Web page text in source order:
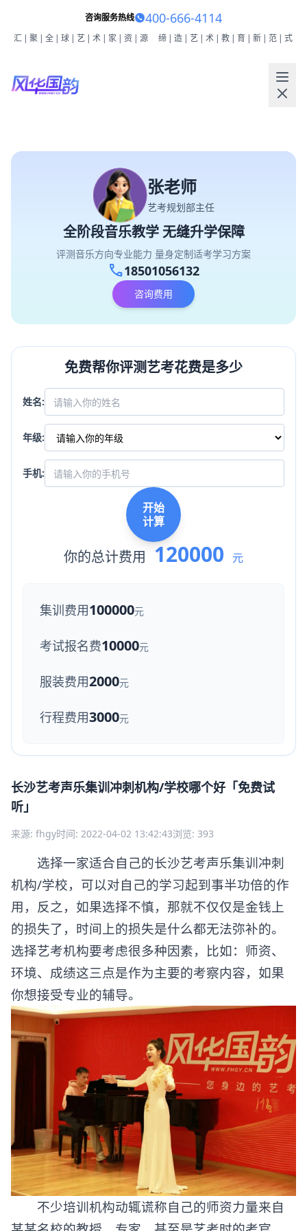
咨询服务热线 400-666-4114
汇|聚|全|球|艺|术|家|资|源 缔|造|艺|术|教|育|新|范|式
张老师
艺考规划部主任
全阶段音乐教学 无缝升学保障
评测音乐方向专业能力 量身定制适考学习方案
call18501056132
咨询费用
免费帮你评测艺考花费是多少
姓名:
年级:
手机:
开始
计算
你的总计费用 120000 元
集训费用100000元
考试报名费10000元
服装费用2000元
行程费用3000元
长沙艺考声乐集训冲刺机构/学校哪个好「免费试
听」
来源: fhgy时间: 2022-04-02 13:42:43浏览: 393
选择一家适合自己的长沙艺考声乐集训冲刺
机构/学校，可以对自己的学习起到事半功倍的作
用，反之，如果选择不慎，那就不仅仅是金钱上
的损失了，时间上的损失是什么都无法弥补的。
选择艺考机构要考虑很多种因素，比如：师资、
环境、成绩这三点是作为主要的考察内容，如果
你想接受专业的辅导。
不少培训机构动辄谎称自己的师资力量来自